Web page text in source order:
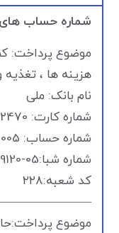
شماره حساب های
موضوع پرداخت:
هزینه ها ،
نام بانک: ملی
شماره کارت: 2470-9951-9911-6037
شماره حساب: 005-0912-466-010
شماره شبا:IR 53-0170-0000-0010-4660-9120-05
کد شعبه:۲۲۸
موضوع